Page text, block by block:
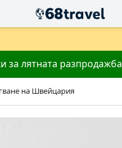
за лятната разпродажба
на Швейцария